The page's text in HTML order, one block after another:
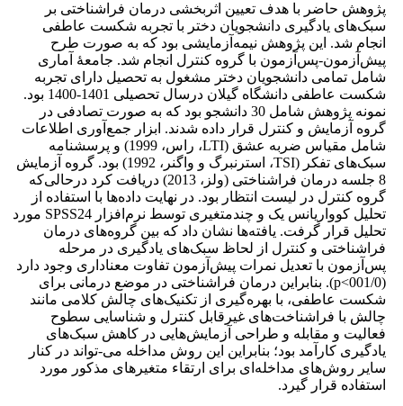
پژوهش حاضر با هدف تعیین اثربخشی درمان فراشناختی بر
سبک‌های یادگیری دانشجویان دختر با تجربه شکست عاطفی
انجام شد. این پژوهش نیمه‌آزمایشی بود که به صورت طرح
پیش‌آزمون-پس‌آزمون با گروه کنترل انجام شد. جامعۀ آماری
شامل تمامی دانشجویان دختر مشغول به تحصیل دارای تجربه
شکست عاطفی دانشگاه گیلان درسال تحصیلی 1401-1400 بود.
نمونه پژوهش شامل 30 دانشجو بود که به صورت تصادفی در
گروه آزمایش و کنترل قرار داده شدند. ابزار جمع‌آوری اطلاعات
شامل مقیاس ضربه عشق (LTI، راس، 1999) و پرسشنامه
سبک‌های تفکر (TSI، استرنبرگ و واگنر، 1992) بود. گروه آزمایش
8 جلسه درمان فراشناختی (ولز، 2013) دریافت کرد درحالی‌که
گروه کنترل در لیست انتظار بود. در نهایت داده‌ها با استفاده از
تحلیل کوواریانس یک و چندمتغیری توسط نرم‌افزار SPSS24 مورد
تحلیل قرار گرفت. یافته‌ها نشان داد که بین گروه‌های درمان
فراشناختی و کنترل از لحاظ سبک‌های یادگیری در مرحله
پس‌آزمون با تعدیل نمرات پیش‌آزمون تفاوت معناداری وجود دارد
(001/0>p). بنابراین درمان فراشناختی در موضع درمانی برای
شکست عاطفی، با بهره‌گیری از تکنیک‌های چالش کلامی مانند
چالش با فراشناخت‌های غیرقابل کنترل و شناسایی سطوح
فعالیت و مقابله و طراحی آزمایش‌هایی در کاهش سبک‌های
یادگیری کارآمد بود؛ بنابراین این روش مداخله می-تواند در کنار
سایر روش‌های مداخله‌ای برای ارتقاء متغیرهای مذکور مورد
استفاده قرار گیرد.